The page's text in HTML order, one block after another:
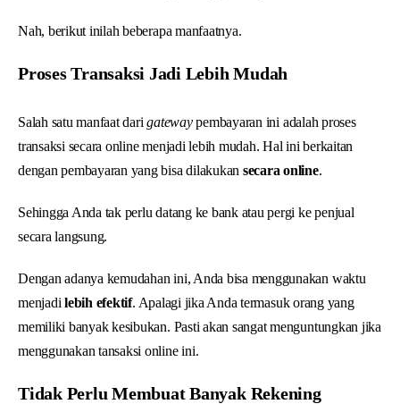
Nah, berikut inilah beberapa manfaatnya.
Proses Transaksi Jadi Lebih Mudah
Salah satu manfaat darigatewaypembayaran ini adalah proses
transaksi secara online menjadi lebih mudah. Hal ini berkaitan
dengan pembayaran yang bisa dilakukan secara online.
Sehingga Anda tak perlu datang ke bank atau pergi ke penjual
secara langsung.
Dengan adanya kemudahan ini, Anda bisa menggunakan waktu
menjadilebih efektif. Apalagi jika Anda termasuk orang yang
memiliki banyak kesibukan. Pasti akan sangat menguntungkan jika
menggunakan tansaksi online ini.
Tidak Perlu Membuat Banyak Rekening